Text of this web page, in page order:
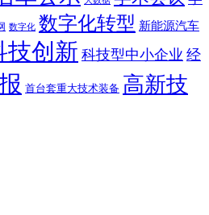
数字化 数字化转型 新能源汽车
技创新 科技型中小企业 经
首台套重大技术装备 高新技